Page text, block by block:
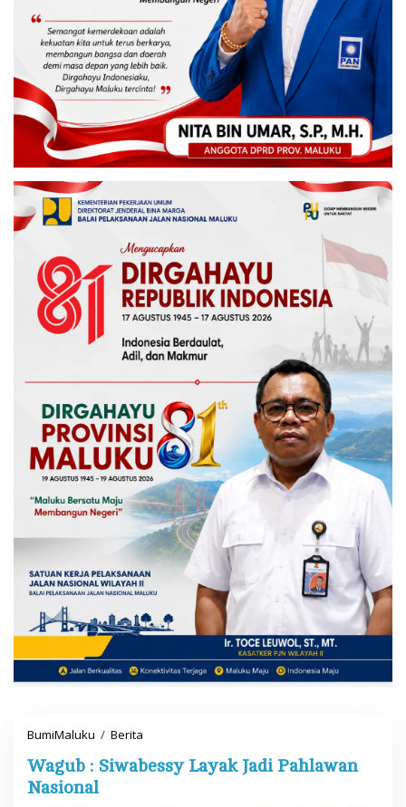
BumiMaluku / Berita
g
Wagub : Siwabessy Layak Jadi Pahlawan
Nasional